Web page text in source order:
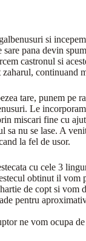
si
pana devin
castronul si
zaharul, continuand
tare, punem pe
Le
miscari fine cu
sa nu se lase. A
la fel de usor.
cu cele 3
obtinut il vom
de copt si vom
pentru
ne vom ocupa de